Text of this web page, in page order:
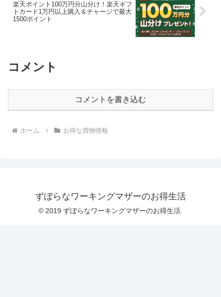
楽天ポイント100万円分山分け！楽天ギフ
トカード1万円以上購入＆チャージで最大
1500ポイント
コメント
コメントを書き込む
ホーム お得な買物情報
ずぼらなワーキングマザーのお得生活
© 2019 ずぼらなワーキングマザーのお得生活.